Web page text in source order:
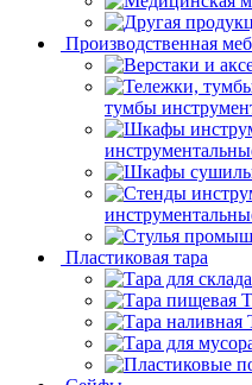
Производственная
тумбы
Пластиковая тара